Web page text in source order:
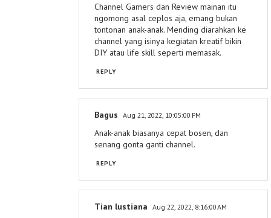
Channel Gamers dan Review mainan itu
ngomong asal ceplos aja, emang bukan
tontonan anak-anak. Mending diarahkan ke
channel yang isinya kegiatan kreatif bikin
DIY atau life skill seperti memasak.
REPLY
Bagus Aug 21, 2022, 10:05:00 PM
Anak-anak biasanya cepat bosen, dan
senang gonta ganti channel.
REPLY
Tian lustiana Aug 22, 2022, 8:16:00 AM